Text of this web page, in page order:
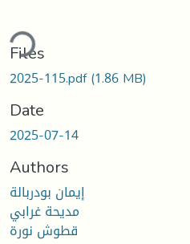
Files
2025-115.pdf(1.86 MB)
Date
2025-07-14
Authors
إيمان بودربالة
مديحة غرابي
قطوش نورة